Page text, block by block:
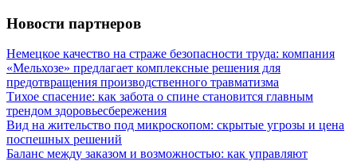
Новости партнеров
Немецкое качество на страже безопасности труда: компания
«Мельхозе» предлагает комплексные решения для
предотвращения производственного травматизма
Тихое спасение: как забота о спине становится главным
трендом здоровьесбережения
Вид на жительство под микроскопом: скрытые угрозы и цена
поспешных решений
Баланс между заказом и возможностью: как управляют